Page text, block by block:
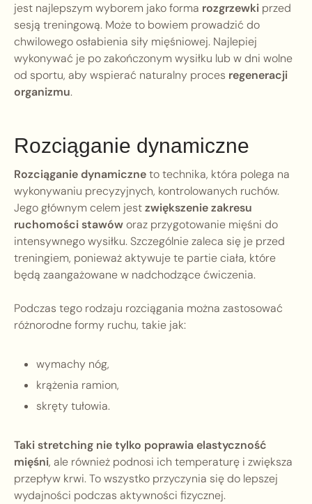
jest najlepszym wyborem jako forma rozgrzewki przed
sesją treningową. Może to bowiem prowadzić do
chwilowego osłabienia siły mięśniowej. Najlepiej
wykonywać je po zakończonym wysiłku lub w dni wolne
od sportu, aby wspierać naturalny proces regeneracji
organizmu.
Rozciąganie dynamiczne
Rozciąganie dynamiczneto technika, która polega na
wykonywaniu precyzyjnych, kontrolowanych ruchów.
Jego głównym celem jestzwiększenie zakresu
ruchomości stawóworaz przygotowanie mięśni do
intensywnego wysiłku. Szczególnie zaleca się je przed
treningiem, ponieważ aktywuje te partie ciała, które
będą zaangażowane w nadchodzące ćwiczenia.
Podczas tego rodzaju rozciągania można zastosować
różnorodne formy ruchu, takie jak:
wymachy nóg,
krążenia ramion,
skręty tułowia.
Taki stretching nie tylko poprawia elastyczność
mięśni, ale również podnosi ich temperaturę i zwiększa
przepływ krwi. To wszystko przyczynia się do lepszej
wydajności podczas aktywności fizycznej.